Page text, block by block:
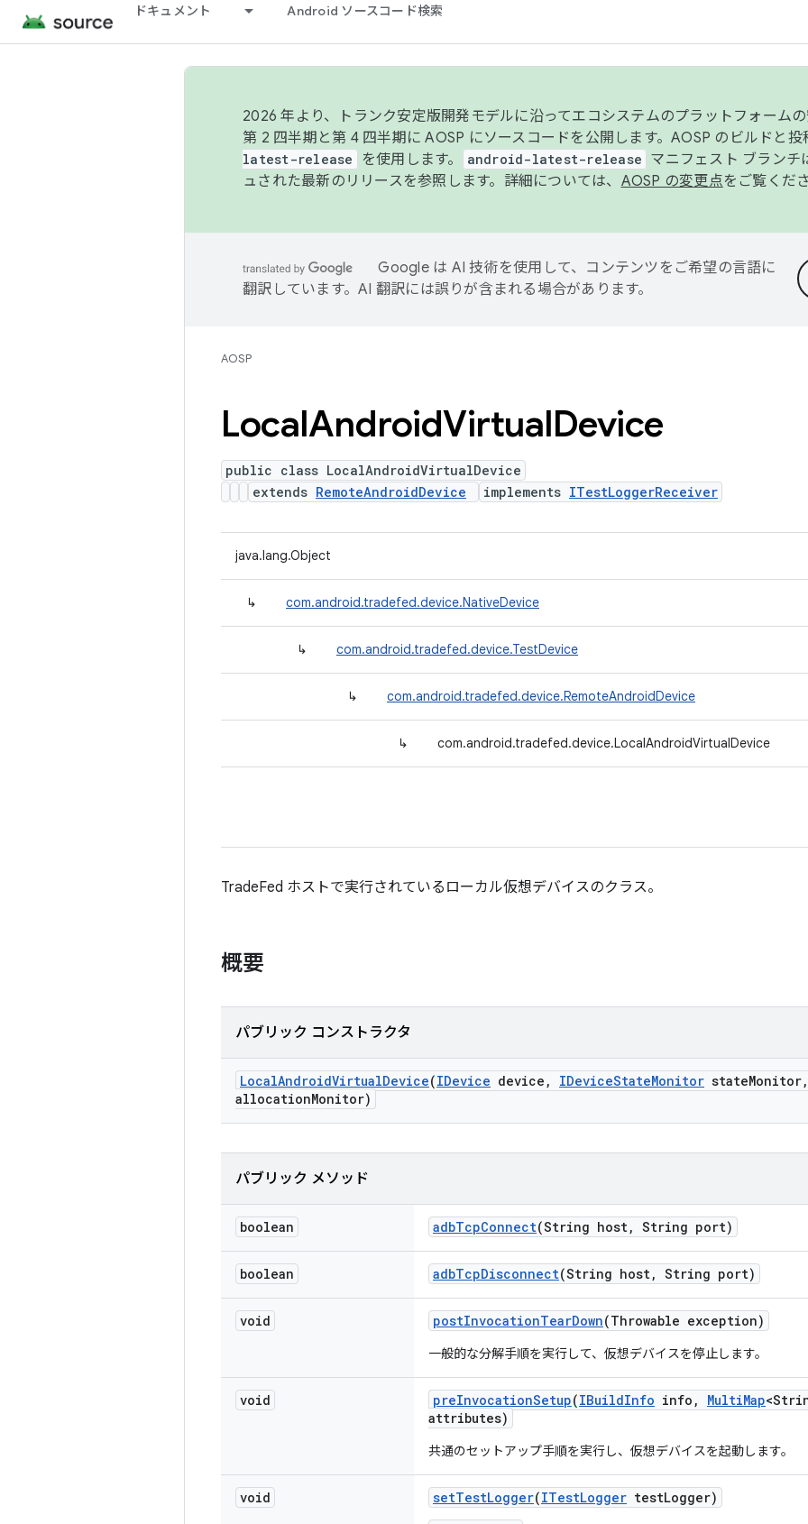
ドキュメント Android ソースコード検索
2026 年より、トランク安定版開発モデルに沿ってエコシステムのプラットフォームの
第 2 四半期と第 4 四半期に AOSP にソースコードを公開します。AOSP のビルドと投
latest-release
を使用します。 android-latest-release マニフェスト ブランチ
ュされた最新のリリースを参照します。詳細については、 AOSP の変更点をご覧くだ
Google は AI 技術を使用して、コンテンツをご希望の言語に
翻訳しています。AI 翻訳には誤りが含まれる場合があります。
AOSP
LocalAndroidVirtualDevice
public class LocalAndroidVirtualDevice
extends RemoteAndroidDevice implements ITestLoggerReceiver
java.lang.Object
↳ com.android.tradefed.device.NativeDevice
↳ com.android.tradefed.device.TestDevice
↳ com.android.tradefed.device.RemoteAndroidDevice
↳ com.android.tradefed.device.LocalAndroidVirtualDevice
TradeFed ホストで実行されているローカル仮想デバイスのクラス。
概要
パブリック コンストラクタ
LocalAndroidVirtualDevice(IDevice device , IDeviceStateMonitor stateMonitor,
allocationMonitor)
パブリック メソッド
boolean adbTcpConnect(String host, String port)
boolean adbTcpDisconnect(String host, String port)
void postInvocationTearDown(Throwable exception)
一般的な分解手順を実行して、仮想デバイスを停止します。
void preInvocationSetup(IBuildInfo info , MultiMap
attributes)
共通のセットアップ手順を実行し、仮想デバイスを起動します。
void setTestLogger(ITestLogger testLogger)